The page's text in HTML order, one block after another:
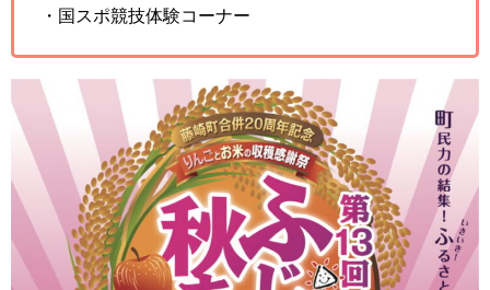
・国スポ競技体験コーナー